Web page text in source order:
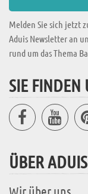
Melden Sie sich jetzt
Aduis Newsletter an
rund um das Thema
SIE FINDEN
ÜBER ADUIS